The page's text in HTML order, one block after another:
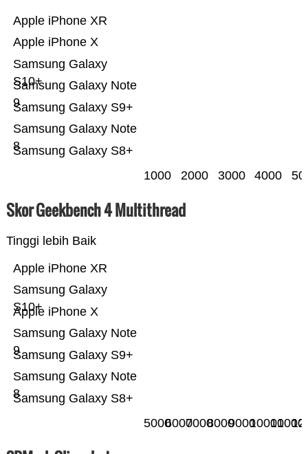
Samsung Galaxy S8+
Samsung Galaxy Note
8
Samsung Galaxy S9+
Samsung Galaxy Note
9
Samsung Galaxy
S10+
Apple iPhone X
Apple iPhone XR
1000 2000 3000 4000
Skor Geekbench 4 Multithread
Tinggi lebih Baik
Samsung Galaxy S8+
Samsung Galaxy Note
8
Samsung Galaxy S9+
Samsung Galaxy Note
9
Apple iPhone X
Samsung Galaxy
S10+
Apple iPhone XR
500060007000800090001000011000